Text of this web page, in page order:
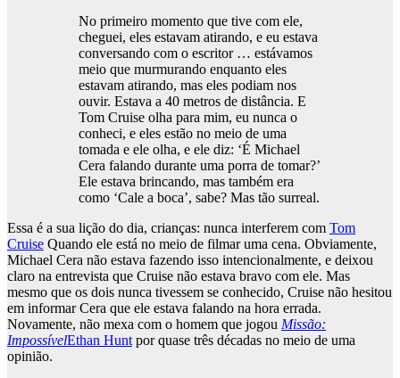
No primeiro momento que tive com ele,
cheguei, eles estavam atirando, e eu estava
conversando com o escritor … estávamos
meio que murmurando enquanto eles
estavam atirando, mas eles podiam nos
ouvir. Estava a 40 metros de distância. E
Tom Cruise olha para mim, eu nunca o
conheci, e eles estão no meio de uma
tomada e ele olha, e ele diz: ‘É Michael
Cera falando durante uma porra de tomar?’
Ele estava brincando, mas também era
como ‘Cale a boca’, sabe? Mas tão surreal.
Essa é a sua lição do dia, crianças: nunca interferem com Tom
Cruise Quando ele está no meio de filmar uma cena. Obviamente,
Michael Cera não estava fazendo isso intencionalmente, e deixou
claro na entrevista que Cruise não estava bravo com ele. Mas
mesmo que os dois nunca tivessem se conhecido, Cruise não hesitou
em informar Cera que ele estava falando na hora errada.
Novamente, não mexa com o homem que jogou Missão:
ImpossívelEthan Huntpor quase três décadas no meio de uma
opinião.